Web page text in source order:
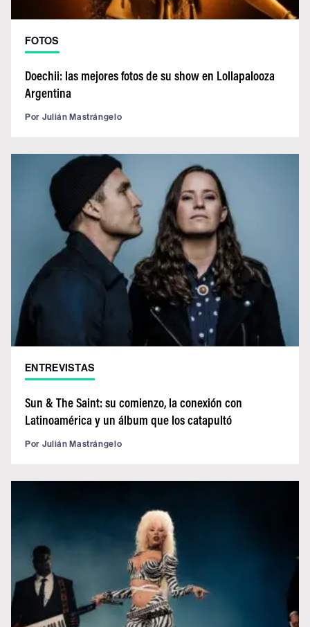
FOTOS
Doechii: las mejores fotos de su show en Lollapalooza
Argentina
Por Julián Mastrángelo
ENTREVISTAS
Sun & The Saint: su comienzo, la conexión con
Latinoamérica y un álbum que los catapultó
Por Julián Mastrángelo